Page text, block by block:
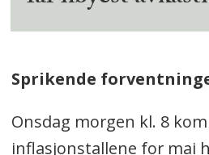
Sprikende
Onsdag morgen kl. 8
inflasjonstallene for mai